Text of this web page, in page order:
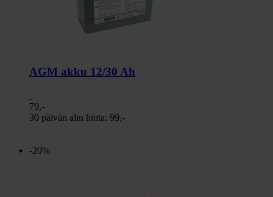
AGM akku 12/30 Ah
79,-
30 päivän alin hinta: 99,-
-20%